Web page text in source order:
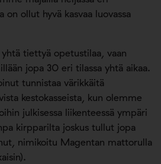
on ollut hyvä kasvaa luovassa
tiettyä opetustilaa, vaan
jopa 30 eri tilassa yhtä aikaa.
tunnistaa värikkäitä
kestokasseista, kun olemme
julkisessa liikenteessä ympäri
kirpparilta joskus tullut jopa
nimikoitu Magentan mattorulla